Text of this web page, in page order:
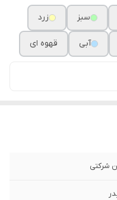
سبز زرد
آبی قهوه ای
شرکتی